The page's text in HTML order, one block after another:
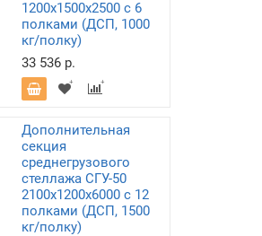
1200х1500х2500 с 6
полками (ДСП, 1000
кг/полку)
33 536 р.
Дополнительная
секция
среднегрузового
стеллажа СГУ-50
2100х1200х6000 с 12
полками (ДСП, 1500
кг/полку)